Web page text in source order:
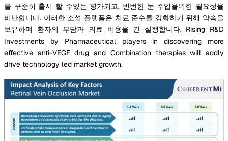
를 꾸준히 출시 할 수있는 평가되고, 빈번한 눈 주입을위한 필요성을
비난합니다. 이러한 소설 플랫폼은 치료 준수를 강화하기 위해 약속을
보유하며 환자의 부담과 의료 비용을 긴 실행합니다. Rising R&D
Investments by Pharmaceutical players in discovering more
effective anti-VEGF drug and Combination therapies will addly
drive technology led market growth.